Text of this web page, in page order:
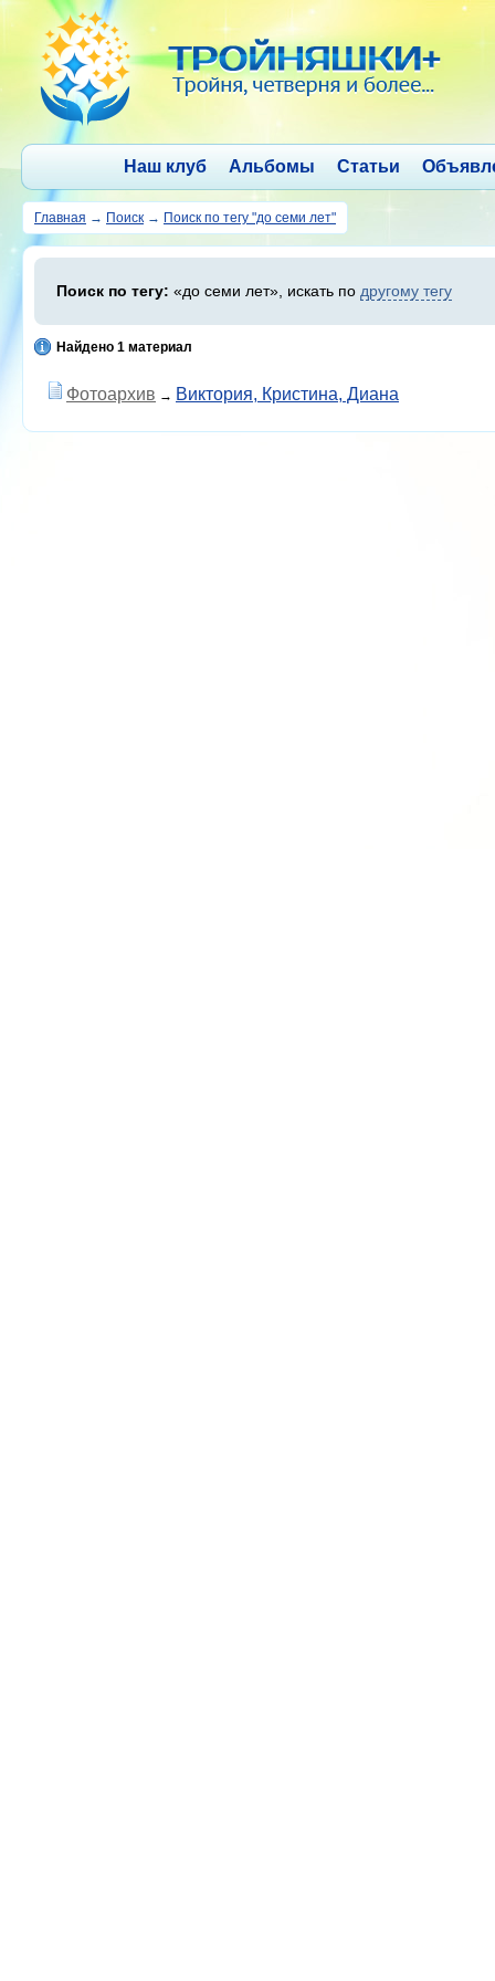
Наш клуб Альбомы Статьи
Главная → Поиск → Поиск по тегу "до семи лет"
Поиск по тегу: «до семи лет», искать по другому тегу
Найдено 1 материал
Фотоархив → Виктория, Кристина, Диана